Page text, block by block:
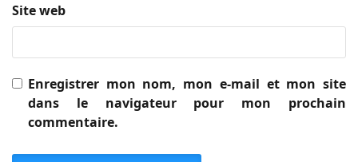
Site web
Enregistrer mon nom, mon e-mail et mon site
dans le navigateur pour mon prochain
commentaire.